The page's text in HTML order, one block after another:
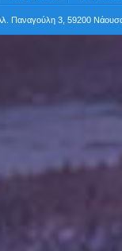
Παναγούλη 3, 59200